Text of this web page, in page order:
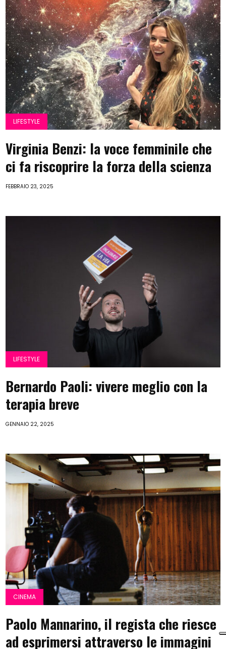
LIFESTYLE
Virginia Benzi: la voce femminile che
ci fa riscoprire la forza della scienza
FEBBRAIO 23, 2025
LIFESTYLE
Bernardo Paoli: vivere meglio con la
terapia breve
GENNAIO 22, 2025
CINEMA
Paolo Mannarino, il regista che riesce
ad esprimersi attraverso le immagini